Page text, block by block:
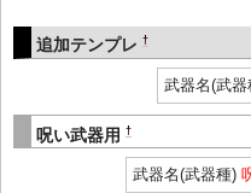
追加テンプレ †
武器名(武器
呪い武器用 †
武器名(武器種)